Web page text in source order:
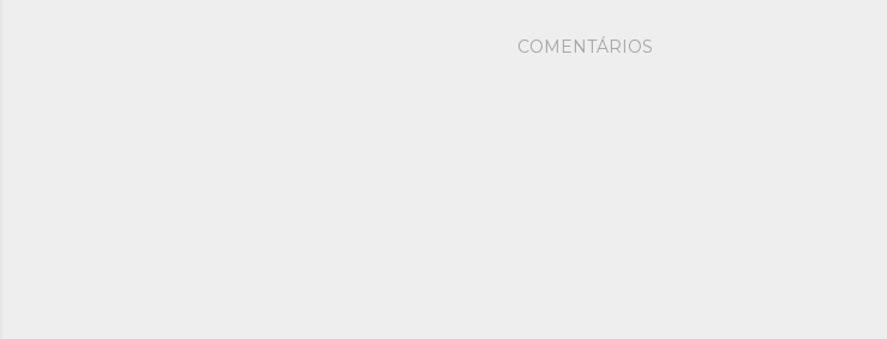
COMENTÁRIOS